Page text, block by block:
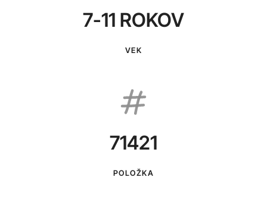
7-11 ROKOV
VEK
71421
POLOŽKA